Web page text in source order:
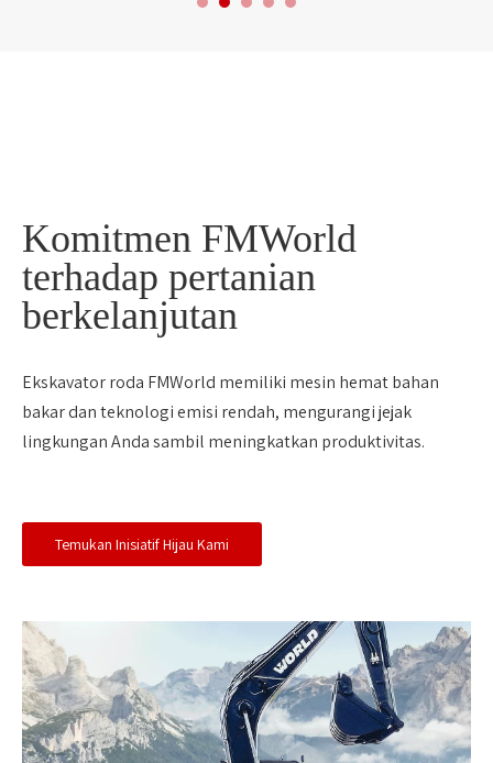
Komitmen FMWorld
terhadap pertanian
berkelanjutan
Ekskavator roda FMWorld memiliki mesin hemat bahan
bakar dan teknologi emisi rendah, mengurangi jejak
lingkungan Anda sambil meningkatkan produktivitas.
Temukan Inisiatif Hijau Kami